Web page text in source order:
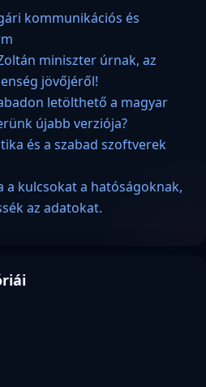
kommunikációs és
miniszter úrnak, az
jövőjéről!
letölthető a magyar
újabb verziója?
és a szabad szoftverek
kulcsokat a hatóságoknak,
az adatokat.